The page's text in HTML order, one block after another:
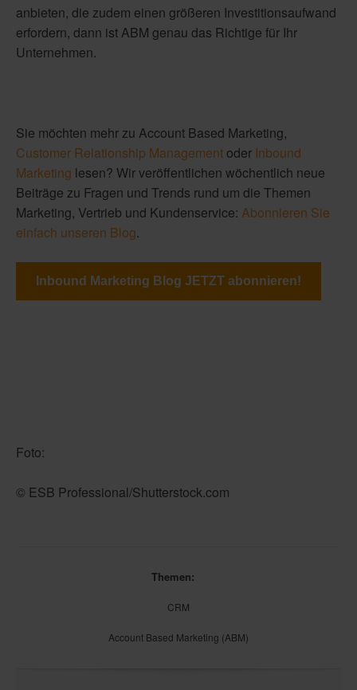
anbieten, die zudem einen größeren Investitionsaufwand
erfordern, dann ist ABM genau das Richtige für Ihr
Unternehmen.
Sie möchten mehr zu Account Based Marketing,
Customer Relationship Management oder Inbound
Marketing lesen? Wir veröffentlichen wöchentlich neue
Beiträge zu Fragen und Trends rund um die Themen
Marketing, Vertrieb und Kundenservice: Abonnieren Sie
einfach unseren Blog.
Inbound Marketing Blog JETZT abonnieren!
Foto:
© ESB Professional/Shutterstock.com
Themen:
CRM
Account Based Marketing (ABM)